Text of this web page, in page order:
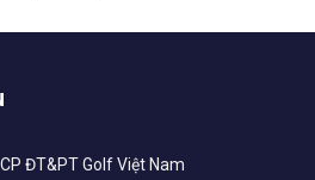
ĐT&PT Golf Việt Nam